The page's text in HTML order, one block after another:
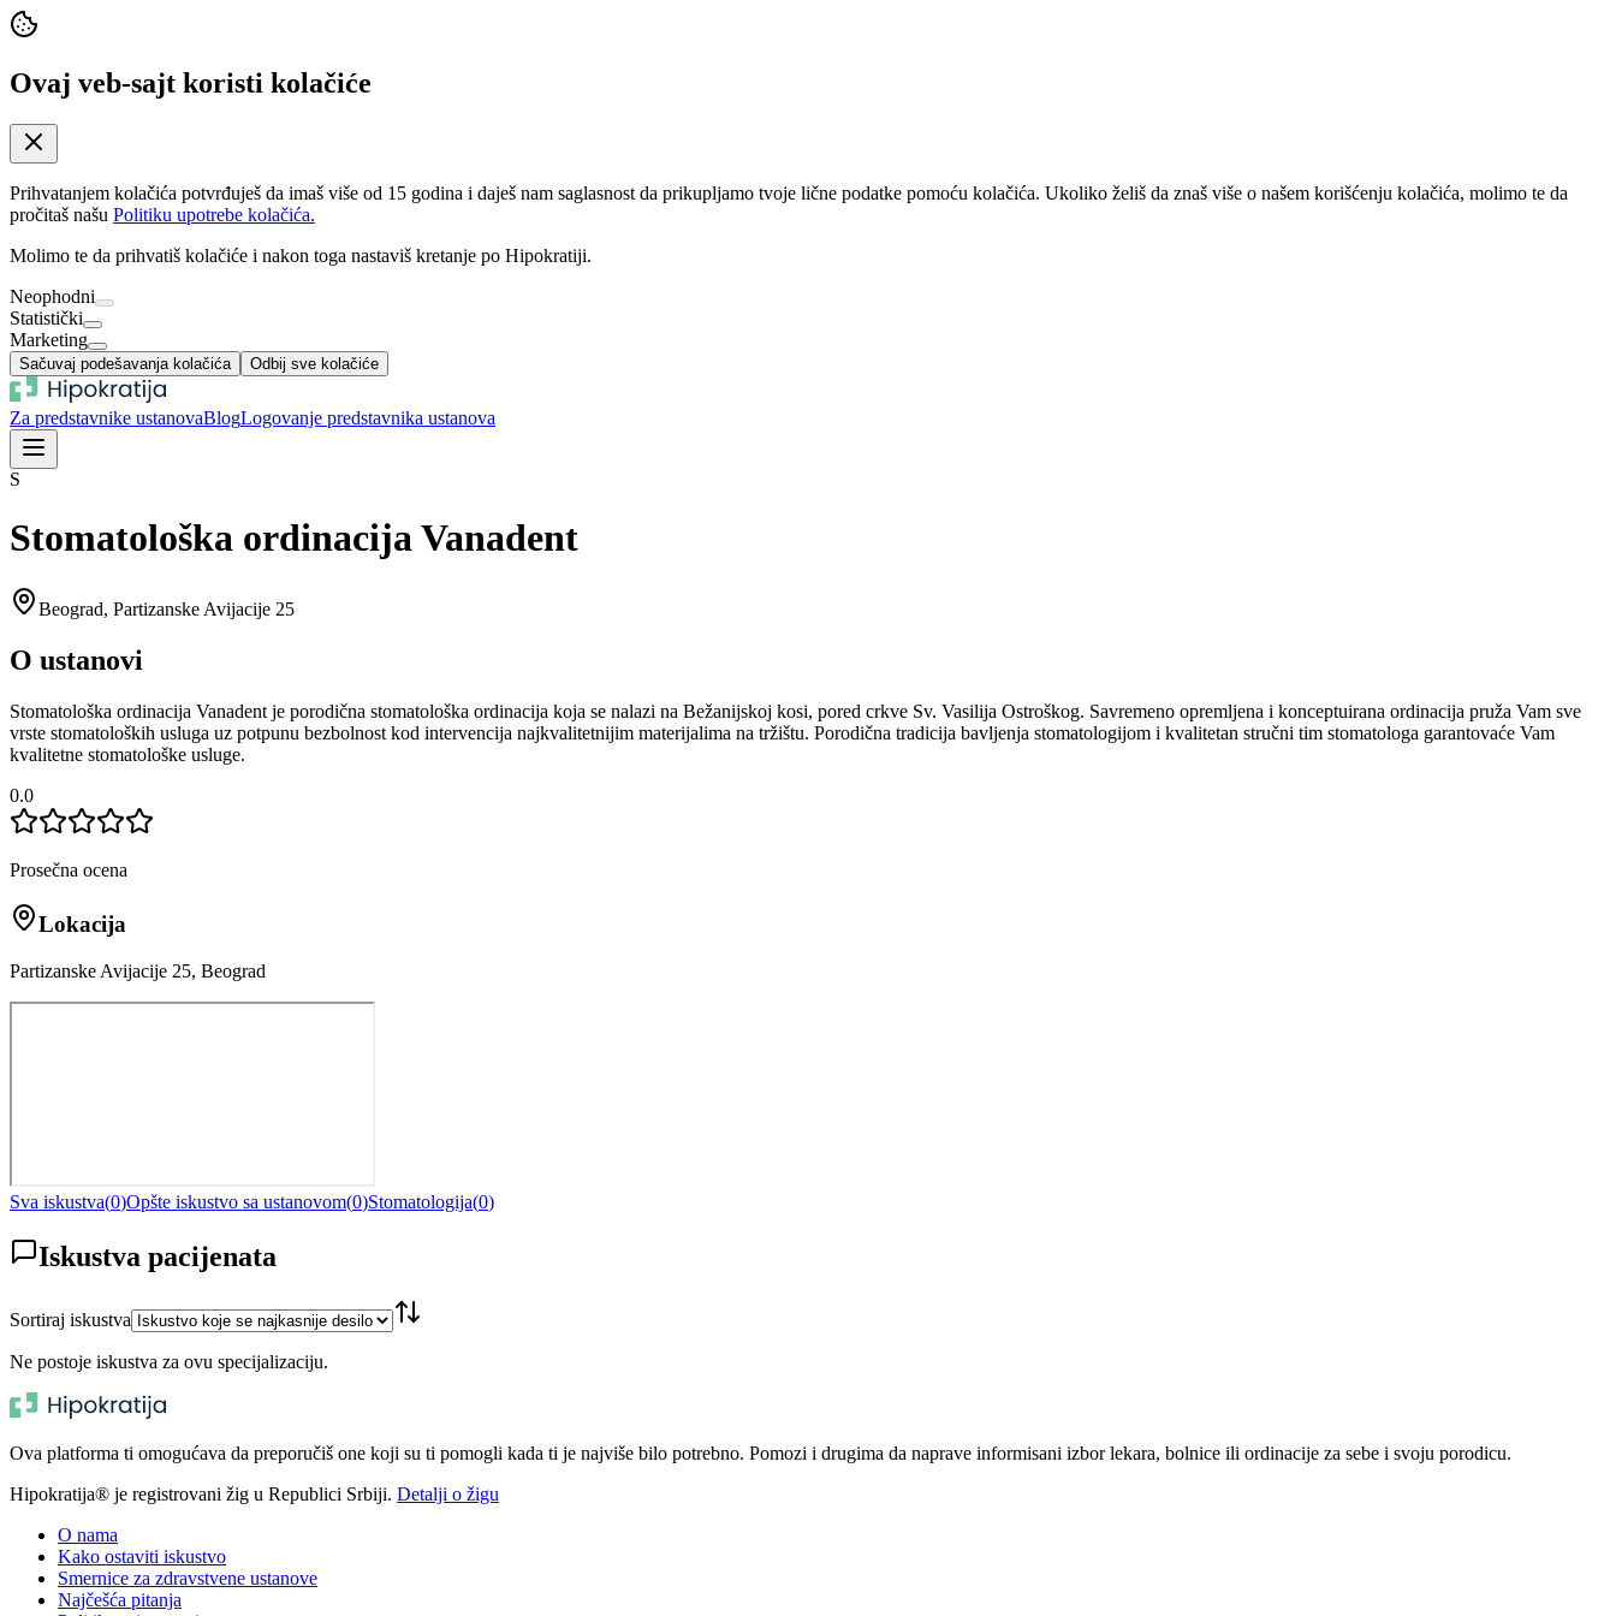
Ovaj veb-sajt koristi kolačiće
Prihvatanjem kolačića potvrđuješ da imaš više od 15 godina i daješ nam saglasnost da prikupljamo tvoje lične podatke pomoću kolačića. Ukoliko želiš da znaš više o našem korišćenju kolačića, molimo te da
pročitaš našu Politiku upotrebe kolačića.
Molimo te da prihvatiš kolačiće i nakon toga nastaviš kretanje po Hipokratiji.
Neophodni
Statistički
Marketing
Sačuvaj podešavanja kolačića Odbij sve kolačiće
Za predstavnike ustanovaBlogLogovanje predstavnika ustanova
S
Stomatološka ordinacija Vanadent
Beograd, Partizanske Avijacije 25
O ustanovi
Stomatološka ordinacija Vanadent je porodična stomatološka ordinacija koja se nalazi na Bežanijskoj kosi, pored crkve Sv. Vasilija Ostroškog. Savremeno opremljena i konceptuirana ordinacija pruža Vam sve
vrste stomatoloških usluga uz potpunu bezbolnost kod intervencija najkvalitetnijim materijalima na tržištu. Porodična tradicija bavljenja stomatologijom i kvalitetan stručni tim stomatologa garantovaće Vam
kvalitetne stomatološke usluge.
0.0
Prosečna ocena
Lokacija
Partizanske Avijacije 25, Beograd
Sva iskustva(0)Opšte iskustvo sa ustanovom(0)Stomatologija(0)
Iskustva pacijenata
Sortiraj iskustva
Ne postoje iskustva za ovu specijalizaciju.
Ova platforma ti omogućava da preporučiš one koji su ti pomogli kada ti je najviše bilo potrebno. Pomozi i drugima da naprave informisani izbor lekara, bolnice ili ordinacije za sebe i svoju porodicu.
Hipokratija® je registrovani žig u Republici Srbiji. Detalji o žigu
O nama
Kako ostaviti iskustvo
Smernice za zdravstvene ustanove
Najčešća pitanja